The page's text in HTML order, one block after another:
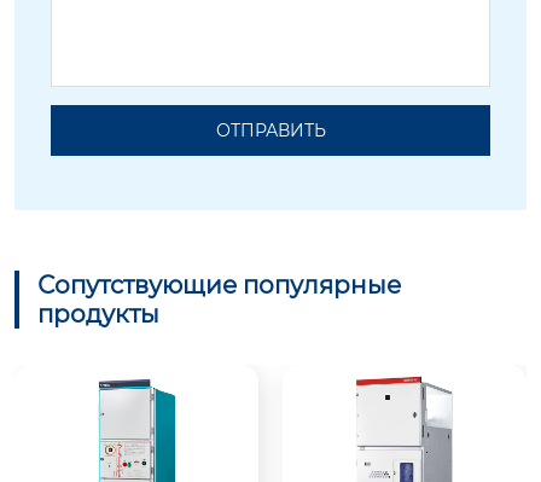
ОТПРАВИТЬ
Сопутствующие популярные
продукты